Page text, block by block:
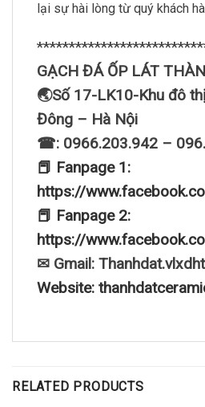
lại sự hài lòng từ quý khách
GẠCH ĐÁ ỐP LÁT
🌏Số 17-LK10-Khu đô
Đông – Hà Nội
☎: 0966.203.942 –
📕 Fanpage 1:
https://
📕 Fanpage 2:
https://
✉ Gmail:
Website:
RELATED PRODUCTS